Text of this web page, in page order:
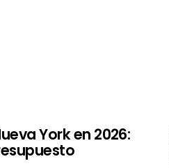
York en 2026: